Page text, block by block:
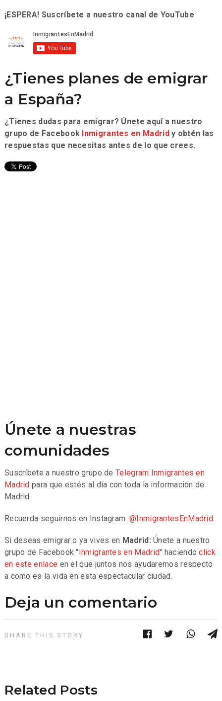
¡ESPERA! Suscríbete a nuestro canal de YouTube
¿Tienes planes de emigrar
a España?
¿Tienes dudas para emigrar? Únete aquí a nuestro
grupo de Facebook Inmigrantes en Madridy obtén las
respuestas que necesitas antes de lo que crees.
Únete a nuestras
comunidades
Suscríbete a nuestro grupo deTelegram Inmigrantes en
Madrid para que estés al día con toda la información de
Madrid
Recuerda seguirnos en Instagram: @InmigrantesEnMadrid.
Si deseas emigrar o ya vives en Madrid:Únete a nuestro
grupo de Facebook "Inmigrantes en Madrid" haciendoclick
en este enlace en el que juntos nos ayudaremos respecto
a como es la vida en esta espectacular ciudad.
Deja un comentario
SHARE THIS STORY
Related Posts